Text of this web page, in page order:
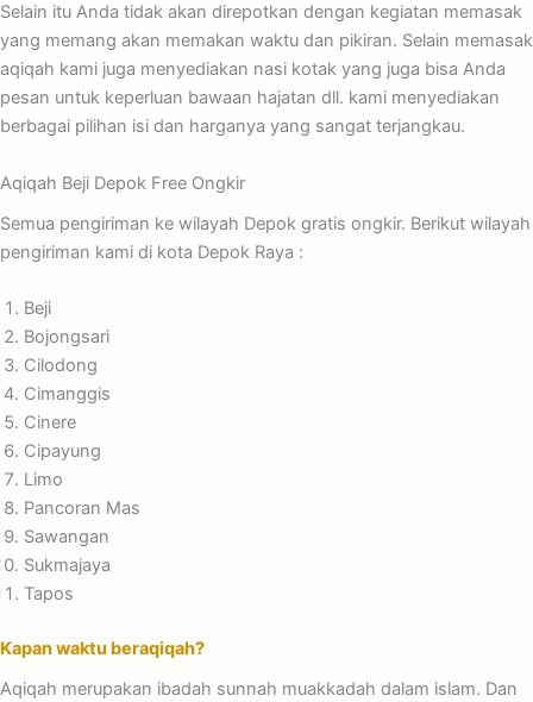
Selain itu Anda tidak akan direpotkan dengan kegiatan memasak
yang memang akan memakan waktu dan pikiran. Selain memasak
aqiqah kami juga menyediakan nasi kotak yang juga bisa Anda
pesan untuk keperluan bawaan hajatan dll. kami menyediakan
berbagai pilihan isi dan harganya yang sangat terjangkau.
Aqiqah Beji Depok Free Ongkir
Semua pengiriman ke wilayah Depok gratis ongkir. Berikut wilayah
pengiriman kami di kota Depok Raya :
Beji
Bojongsari
Cilodong
Cimanggis
Cinere
Cipayung
Limo
Pancoran Mas
Sawangan
Sukmajaya
Tapos
Kapan waktu beraqiqah?
Aqiqah merupakan ibadah sunnah muakkadah dalam islam. Dan